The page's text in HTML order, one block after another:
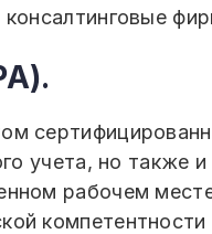
учета, но также
рабочем